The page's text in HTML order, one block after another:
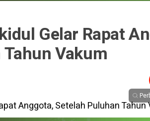
Gelar Rapat
Vakum